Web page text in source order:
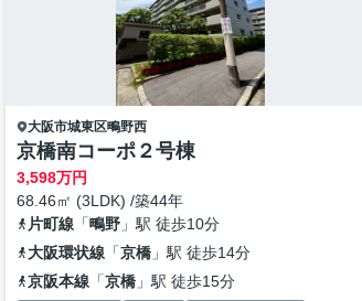
大阪市城東区鴫野西
京橋南コーポ２号棟
3,598万円
68.46㎡ (3LDK) /築44年
片町線「鴫野」駅 徒歩10分
大阪環状線「京橋」駅 徒歩14分
京阪本線「京橋」駅 徒歩15分